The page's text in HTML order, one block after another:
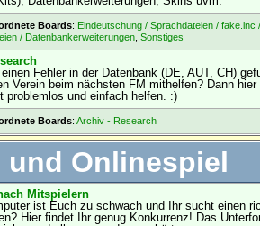
Boards: Eindeutschung / Sprachdateien / fake.lnc
/ Datenbankerweiterungen, Sonstiges
Fehler in der Datenbank (DE, AUT, CH)
Verein beim nächsten FM mithelfen? Dann
problemlos und einfach helfen. :)
Boards: Archiv - Research
und Onlinespiel
Mitspielern
ist Euch zu schwach und Ihr sucht einen
Hier findet Ihr genug Konkurrenz! Das